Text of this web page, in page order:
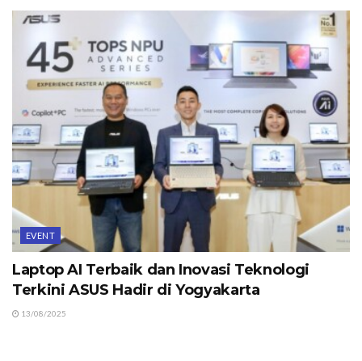
EVENT
Laptop AI Terbaik dan Inovasi Teknologi
Terkini ASUS Hadir di Yogyakarta
13/08/2025